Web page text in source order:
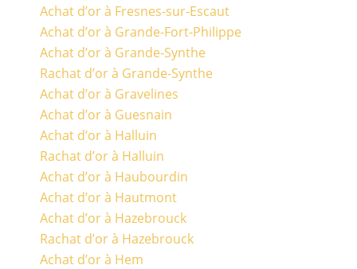
Achat d’or à Fresnes-sur-Escaut
Achat d’or à Grande-Fort-Philippe
Achat d’or à Grande-Synthe
Rachat d’or à Grande-Synthe
Achat d’or à Gravelines
Achat d’or à Guesnain
Achat d’or à Halluin
Rachat d’or à Halluin
Achat d’or à Haubourdin
Achat d’or à Hautmont
Achat d’or à Hazebrouck
Rachat d’or à Hazebrouck
Achat d’or à Hem